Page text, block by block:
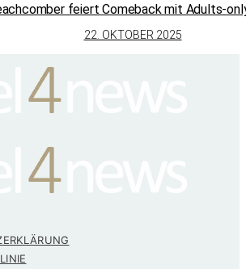
feiert Comeback mit Adults-
22. OKTOBER 2025